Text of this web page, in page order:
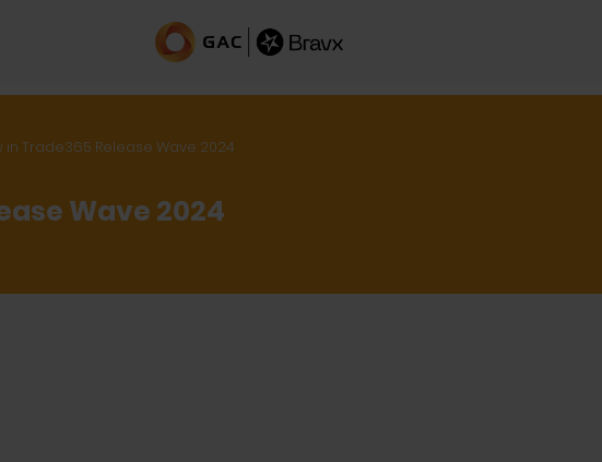
in Trade365 Release Wave 2024
Wave 2024